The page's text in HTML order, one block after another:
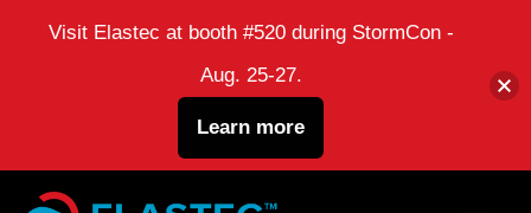
İçeriğe
Visit Elastec at booth #520 during StormCon -
Aug. 25-27.
Learn more